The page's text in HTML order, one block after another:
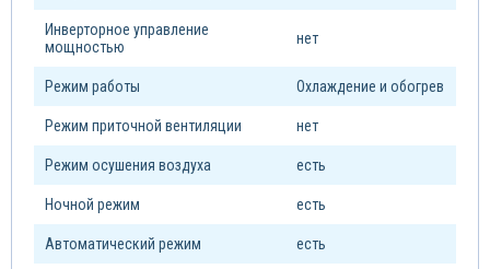
Инверторное управление
мощностью
нет
Режим работы Охлаждение и обогрев
Режим приточной вентиляции нет
Режим осушения воздуха есть
Ночной режим есть
Автоматический режим есть